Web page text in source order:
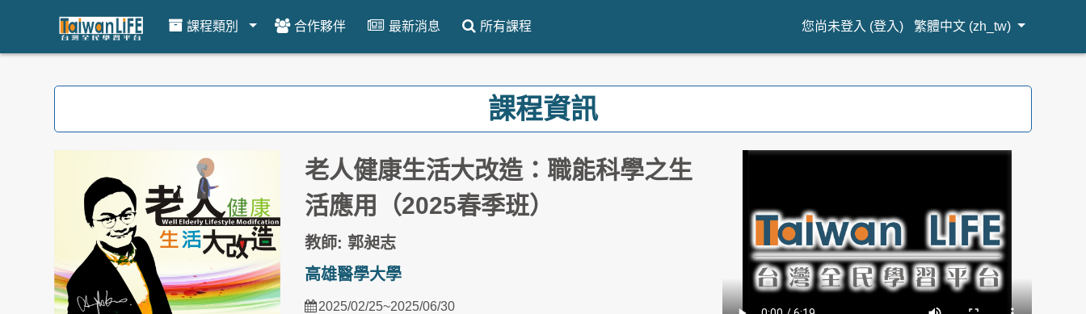
課程類別 合作夥伴 最新消息 所有課程 您尚未登入 (登入) 繁體中文 ‎(zh_tw)‎
課程資訊
老人健康生活大改造：職能科學之生
活應用（2025春季班）
教師: 郭昶志
高雄醫學大學
2025/02/25~2025/06/30